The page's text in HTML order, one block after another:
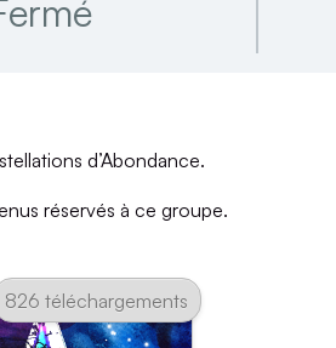
d’Abondance.
réservés à ce groupe.
826 téléchargements